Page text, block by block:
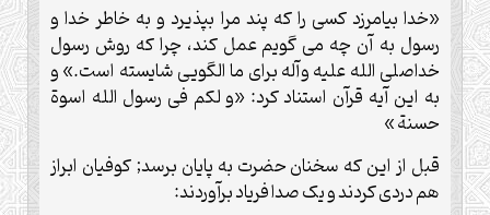
«خدا بیامرزد کسی را که پند مرا بپذیرد و به خاطر خدا و
رسول به آن چه می گویم عمل کند، چرا که روش رسول
خداصلی الله علیه وآله برای ما الگویی شایسته است.» و
به این آیه قرآن استناد کرد: «و لکم فی رسول الله اسوة
حسنة »
قبل از این که سخنان حضرت به پایان برسد; کوفیان ابراز
هم دردی کردند و یک صدا فریاد برآوردند: